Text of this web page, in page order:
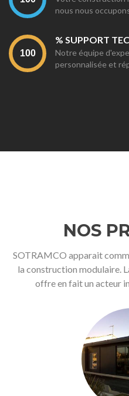
nous nous
% SUPPORT
Notre équipe
personnalisée et
NOS
SOTRAMCO apparait
la construction modulaire.
offre en fait un acteur